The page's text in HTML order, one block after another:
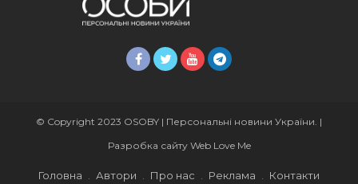
© Copyright 2023 OSOBY | Персональні новини України. |
Разробка сайтуWeb Love Me
Головна Автори Про нас Реклама Контакти